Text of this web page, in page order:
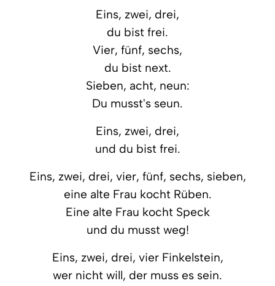
Eins, zwei, drei,
du bist frei.
Vier, fünf, sechs,
du bist next.
Sieben, acht, neun:
Du musst's seun.
Eins, zwei, drei,
und du bist frei.
Eins, zwei, drei, vier, fünf, sechs, sieben,
eine alte Frau kocht Rüben.
Eine alte Frau kocht Speck
und du musst weg!
Eins, zwei, drei, vier Finkelstein,
wer nicht will, der muss es sein.